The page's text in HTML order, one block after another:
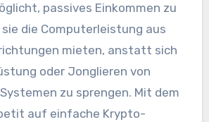
passives Einkommen zu
die Computerleistung aus
mieten, anstatt sich
oder Jonglieren von
zu sprengen. Mit dem
auf einfache Krypto-